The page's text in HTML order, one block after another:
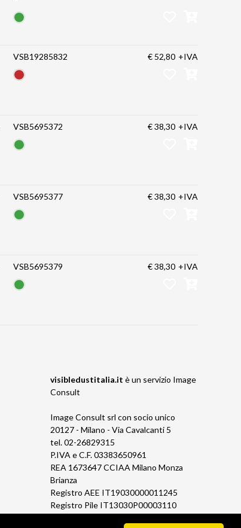
VSB19285832 € 52,80 +IVA
VSB5695372 € 38,30 +IVA
VSB5695377 € 38,30 +IVA
VSB5695379 € 38,30 +IVA
visibledustitalia.it è un servizio Image
Consult
Image Consult srl con socio unico
20127 - Milano - Via Cavalcanti 5
tel. 02-26829315
P.IVA e C.F. 03383650961
REA 1673647 CCIAA Milano Monza
Brianza
Registro AEE IT19030000011245
Registro Pile IT13030P00003110